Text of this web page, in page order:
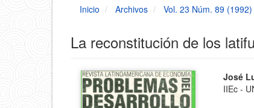
Inicio Archivos Vol. 23 Núm. 89 (1992)
La reconstitución de los
Barra
José
IIEc -